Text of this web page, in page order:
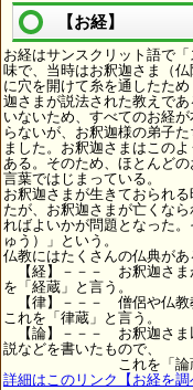
【お経】
お経はサンスクリット語で
味で、当時はお釈迦さま（
に穴を開けて糸を通したた
迦さまが説法された教えで
いないため、すべてのお経
らないが、お釈迦様の弟子
ました。お釈迦さまはこの
ある。そのため、ほとんど
言葉ではじまっている。
お釈迦さまが生きておられ
たが、お釈迦さまが亡くな
ればよいかが問題となった
ゅう）」という。
仏教にはたくさんの仏典が
【経】－－－ お釈迦さま
を「経蔵」と言う。
【律】－－－ 僧侶や仏教
これを「律蔵」と言う。
【論】－－－ お釈迦さま
説などを書いたもので、
これを「論蔵」
詳細はこのリンク【お経を調